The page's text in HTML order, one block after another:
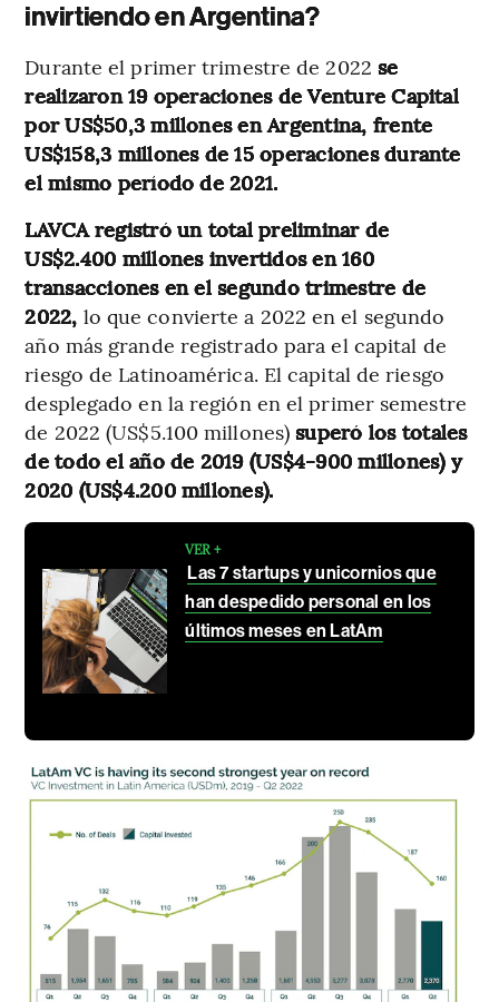
invirtiendo en Argentina?
Durante el primer trimestre de 2022 se
realizaron 19 operaciones de Venture Capital
por US$50,3 millones en Argentina, frente
US$158,3 millones de 15 operaciones durante
el mismo período de 2021.
LAVCA registró un total preliminar de
US$2.400 millones invertidos en 160
transacciones en el segundo trimestre de
2022, lo que convierte a 2022 en el segundo
año más grande registrado para el capital de
riesgo de Latinoamérica. El capital de riesgo
desplegado en la región en el primer semestre
de 2022 (US$5.100 millones)superó los totales
de todo el año de 2019 (US$4-900 millones) y
2020 (US$4.200 millones).
VER +
Las 7 startups y unicornios que
han despedido personal en los
últimos meses en LatAm